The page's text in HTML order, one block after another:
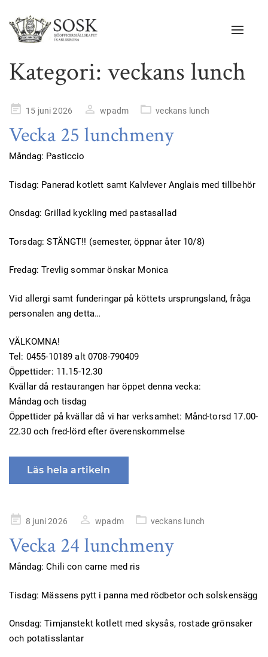
Kategori: veckans lunch
Publicerad
15 juni 2026 wpadm veckans lunch
Vecka 25 lunchmeny
Måndag: Pasticcio
Tisdag: Panerad kotlett samt Kalvlever Anglais med tillbehör
Onsdag: Grillad kyckling med pastasallad
Torsdag: STÄNGT!! (semester, öppnar åter 10/8)
Fredag: Trevlig sommar önskar Monica
Vid allergi samt funderingar på köttets ursprungsland, fråga
personalen ang detta…
VÄLKOMNA!
Tel: 0455-10189 alt 0708-790409
Öppettider: 11.15-12.30
Kvällar då restaurangen har öppet denna vecka:
Måndag och tisdag
Öppettider på kvällar då vi har verksamhet: Månd-torsd 17.00-
22.30 och fred-lörd efter överenskommelse
Läs hela artikeln
Publicerad
8 juni 2026 wpadm veckans lunch
Vecka 24 lunchmeny
Måndag: Chili con carne med ris
Tisdag: Mässens pytt i panna med rödbetor och solskensägg
Onsdag: Timjanstekt kotlett med skysås, rostade grönsaker
och potatisslantar